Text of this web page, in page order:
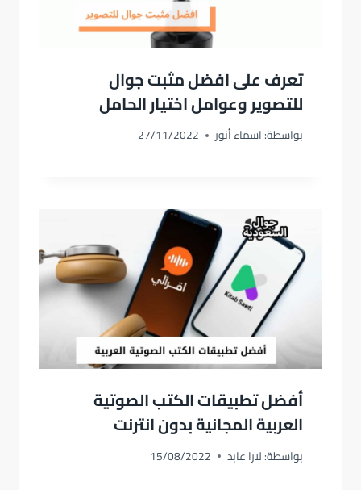
تعرف على افضل مثبت جوال
للتصوير وعوامل اختيار الحامل
بواسطة:اسماء أنور 27/11/2022
أفضل تطبيقات الكتب الصوتية
العربية المجانية بدون انترنت
بواسطة:لارا عابد 15/08/2022